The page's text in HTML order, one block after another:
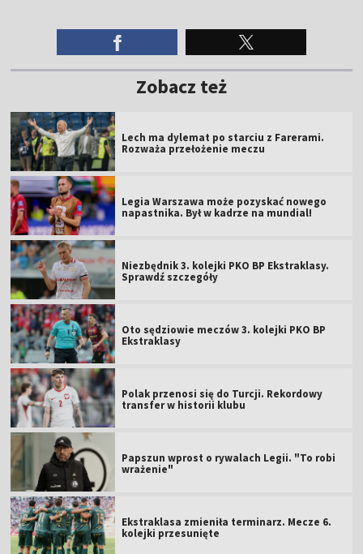
Zobacz też
Lech ma dylemat po starciu z Farerami.
Rozważa przełożenie meczu
Legia Warszawa może pozyskać nowego
napastnika. Był w kadrze na mundial!
Niezbędnik 3. kolejki PKO BP Ekstraklasy.
Sprawdź szczegóły
Oto sędziowie meczów 3. kolejki PKO BP
Ekstraklasy
Polak przenosi się do Turcji. Rekordowy
transfer w historii klubu
Papszun wprost o rywalach Legii. "To robi
wrażenie"
Ekstraklasa zmieniła terminarz. Mecze 6.
kolejki przesunięte